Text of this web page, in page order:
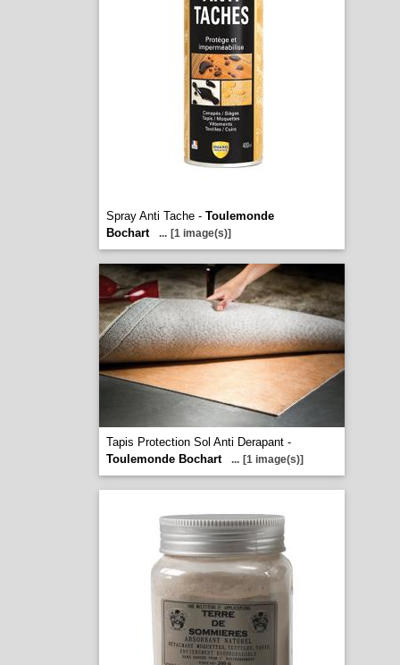
Spray Anti Tache - Toulemonde
Bochart
... [1 image(s)]
Tapis Protection Sol Anti Derapant -
Toulemonde Bochart
... [1 image(s)]